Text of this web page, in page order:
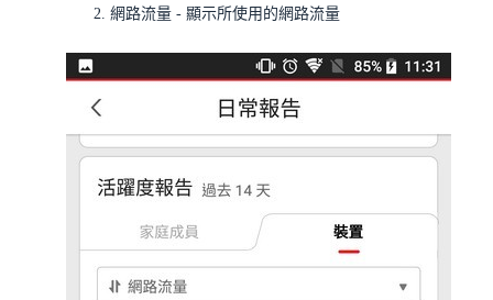
網路流量 - 顯示所使用的網路流量